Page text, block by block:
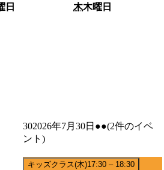
日 木木曜日
302026年7月30日 ●●(2件のイベ
ント)
キッズクラス(木)17:30 – 18:30